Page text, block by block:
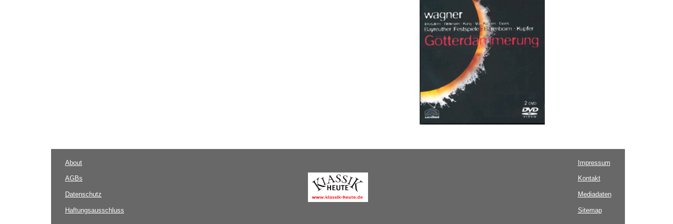
About
AGBs
Datenschutz
Haftungsausschluss
Impressum
Kontakt
Mediadaten
Sitemap